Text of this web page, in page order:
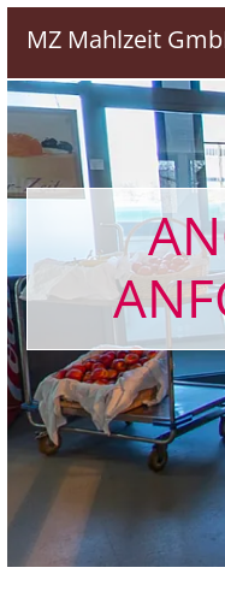
MZ Mahlzeit